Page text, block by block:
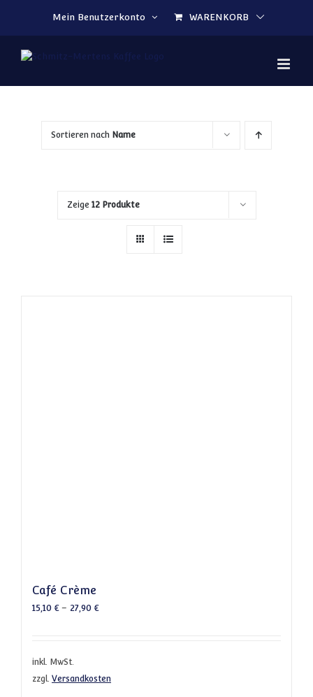
Mein Benutzerkonto
WARENKORB
Sortieren nach Name
Zeige 12 Produkte
Café Crème
15,10 €– 27,90 €
inkl. MwSt.
zzgl. Versandkosten